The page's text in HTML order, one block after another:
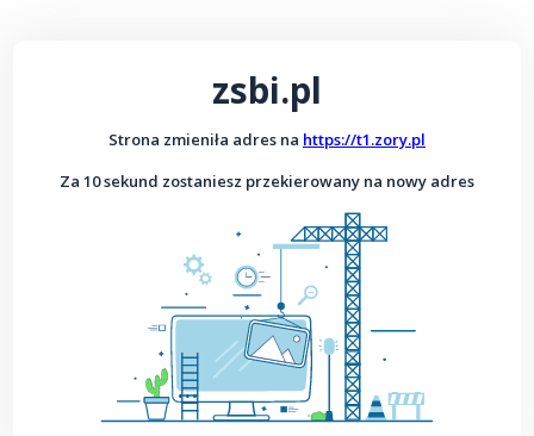
zsbi.pl
Strona zmieniła adres na https://t1.zory.pl
Za 10 sekund zostaniesz przekierowany na nowy adres